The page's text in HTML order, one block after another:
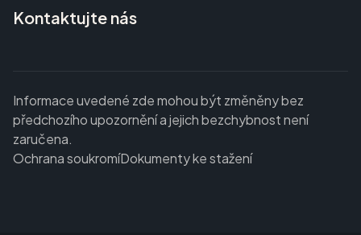
Kontaktujte nás
Informace uvedené zde mohou být změněny bez
předchozího upozornění a jejich bezchybnost není
zaručena.
Ochrana soukromíDokumenty ke stažení